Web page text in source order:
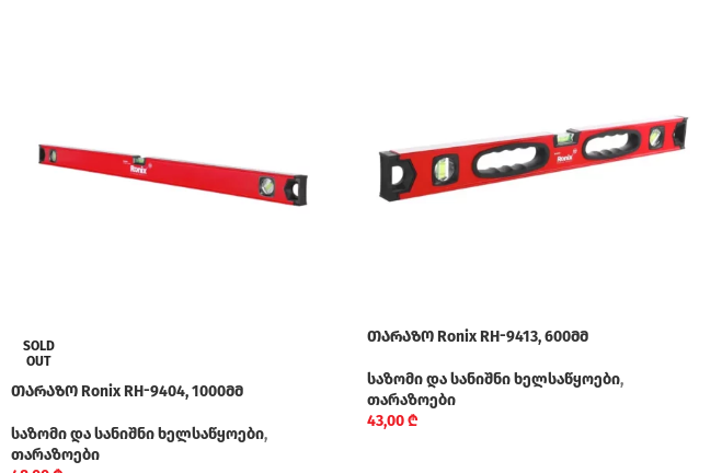
SOLD
OUT
თარაზო Ronix RH-9404, 1000მმ
საზომი და სანიშნი ხელსაწყოები,
თარაზოები
თარაზო Ronix RH-9413, 600მმ
საზომი და სანიშნი ხელსაწყოები,
თარაზოები
43,00₾